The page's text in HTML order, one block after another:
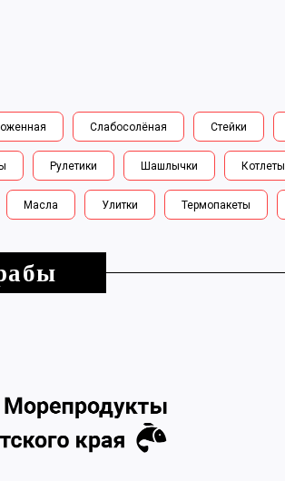
Слабосолёная Стейки
Рулетики Шашлычки Котлеты
Масла Улитки Термопакеты